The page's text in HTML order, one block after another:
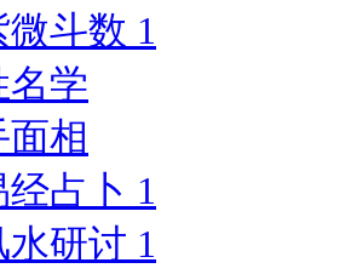
微斗数 1
名学
面相
经占卜 1
水研讨 1